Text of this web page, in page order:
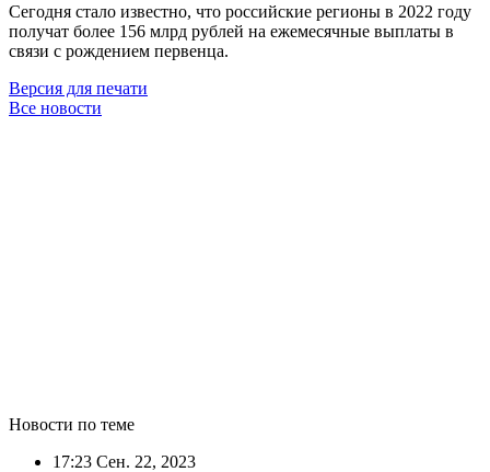
Сегодня стало известно, что российские регионы в 2022 году
получат более 156 млрд рублей на ежемесячные выплаты в
связи с рождением первенца.
Версия для печати
Все новости
Новости по теме
17:23 Сен. 22, 2023